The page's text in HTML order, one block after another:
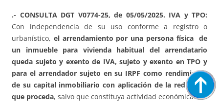
.- CONSULTA DGT V0774-25, de 05/05/2025. IVA y TPO:
Con independencia de su uso conforme a registro o
urbanístico, el arrendamiento por una persona física de
un inmueble para vivienda habitual del arrendatario
queda sujeto y exento de IVA, sujeto y exento en TPO y
para el arrendador sujeto en su IRPF como rendimiento
de su capital inmobiliario con aplicación de la reducción
que proceda, salvo que constituya actividad económica.